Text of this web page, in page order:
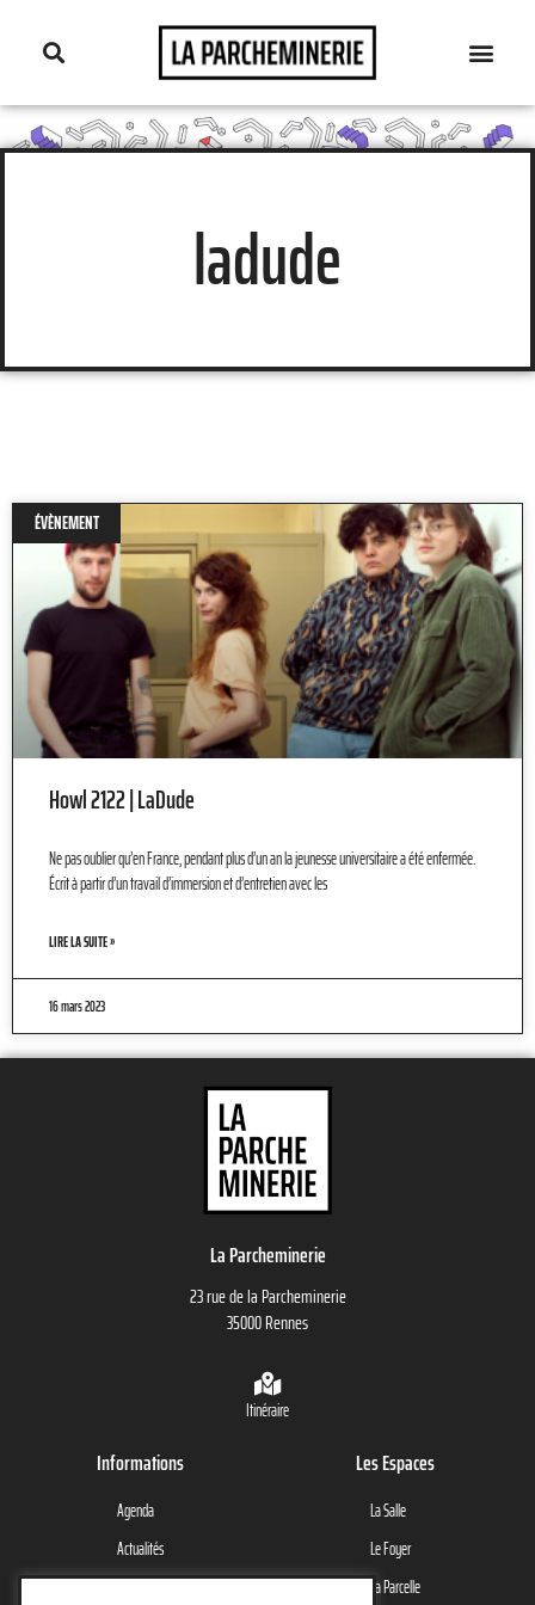
ladude
ÉVÈNEMENT
Howl 2122 | LaDude
Ne pas oublier qu’en France, pendant plus d’un an la jeunesse universitaire a été enfermée.
Écrit à partir d’un travail d’immersion et d’entretien avec les
LIRE LA SUITE »
16 mars 2023
La Parcheminerie
23 rue de la Parcheminerie
35000 Rennes
Itinéraire
Informations
Agenda
Actualités
Le Lieu
Les Espaces
La Salle
Le Foyer
La Parcelle